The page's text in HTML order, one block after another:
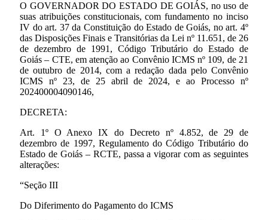
O GOVERNADOR DO ESTADO DE GOIÁS, no uso de
suas atribuições constitucionais, com fundamento no inciso
IV do art. 37 da Constituição do Estado de Goiás, no art. 4º
das Disposições Finais e Transitórias da Lei nº 11.651, de 26
de dezembro de 1991, Código Tributário do Estado de
Goiás – CTE, em atenção ao Convênio ICMS nº 109, de 21
de outubro de 2014, com a redação dada pelo Convênio
ICMS nº 23, de 25 abril de 2024, e ao Processo nº
202400004090146,
DECRETA:
Art. 1º O Anexo IX do Decreto nº 4.852, de 29 de
dezembro de 1997, Regulamento do Código Tributário do
Estado de Goiás – RCTE, passa a vigorar com as seguintes
alterações:
“Seção III
Do Diferimento do Pagamento do ICMS